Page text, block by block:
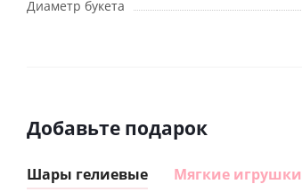
Диаметр букета
Добавьте подарок
Шары гелиевые Мягкие игрушки